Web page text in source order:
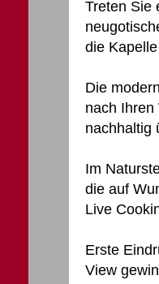
Treten Sie
die
Die
nach Ihren
nachhaltig
Im
die auf
Live
Erste
View